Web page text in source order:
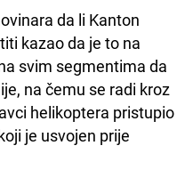
da li Kanton
kazao da je to na
svim segmentima da
na čemu se radi kroz
helikoptera pristupio
je usvojen prije